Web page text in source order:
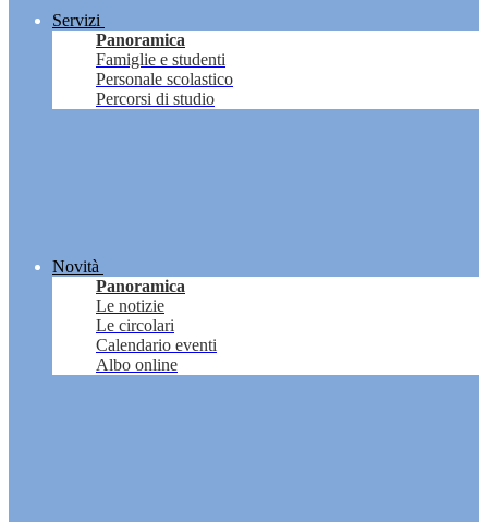
Servizi
Panoramica
Famiglie e studenti
Personale scolastico
Percorsi di studio
Novità
Panoramica
Le notizie
Le circolari
Calendario eventi
Albo online